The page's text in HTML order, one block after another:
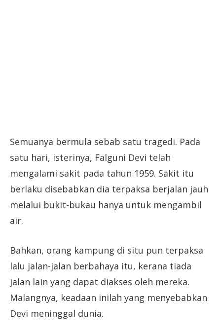
Semuanya bermula sebab satu tragedi. Pada
satu hari, isterinya, Falguni Devi telah
mengalami sakit pada tahun 1959. Sakit itu
berlaku disebabkan dia terpaksa berjalan jauh
melalui bukit-bukau hanya untuk mengambil
air.
Bahkan, orang kampung di situ pun terpaksa
lalu jalan-jalan berbahaya itu, kerana tiada
jalan lain yang dapat diakses oleh mereka.
Malangnya, keadaan inilah yang menyebabkan
Devi meninggal dunia.